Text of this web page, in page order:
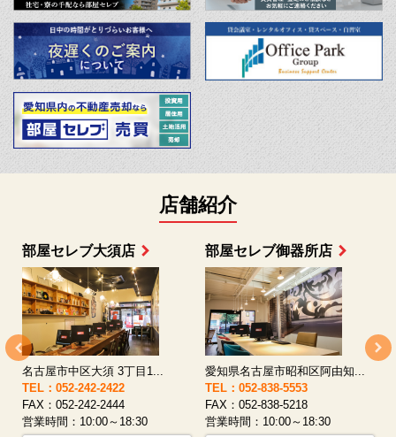
店舗紹介
部屋セレブ大須店
名古屋市中区大須 3丁目1...
TEL：052-242-2422
FAX：052-242-2444
営業時間：10:00～18:30
部屋セレブ御器所店
愛知県名古屋市昭和区阿由知...
TEL：052-838-5553
FAX：052-838-5218
営業時間：10:00～18:30